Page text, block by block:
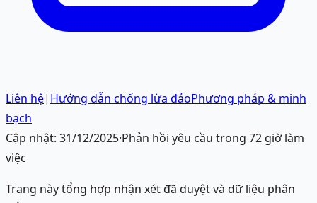
Liên hệ| Hướng dẫn chống lừa đảoPhương pháp & minh
bạch
Cập nhật: 31/12/2025·Phản hồi yêu cầu trong 72 giờ làm
việc
Trang này tổng hợp nhận xét đã duyệt và dữ liệu phân